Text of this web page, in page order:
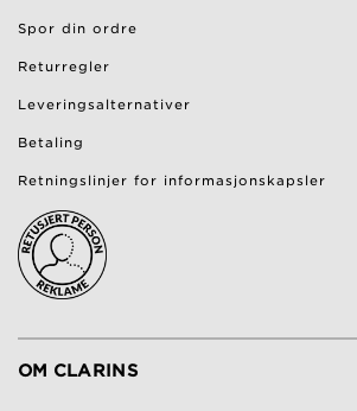
Spor din ordre
Returregler
Leveringsalternativer
Betaling
Retningslinjer for informasjonskapsler
OM CLARINS